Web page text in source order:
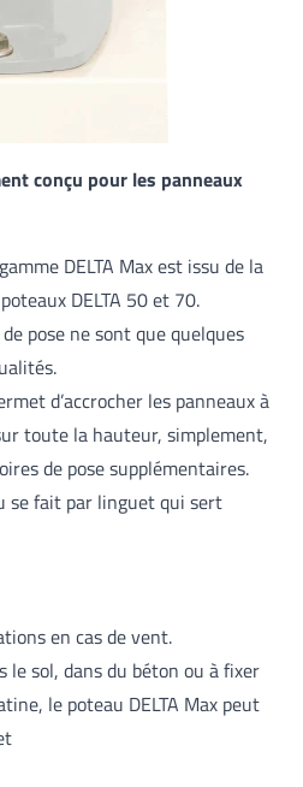
conçu pour les panneaux
DELTA Max est issu de la
DELTA 50 et 70.
pose ne sont que quelques
d’accrocher les panneaux à
toute la hauteur, simplement,
de pose supplémentaires.
se fait par linguet qui sert
en cas de vent.
sol, dans du béton ou à fixer
le poteau DELTA Max peut